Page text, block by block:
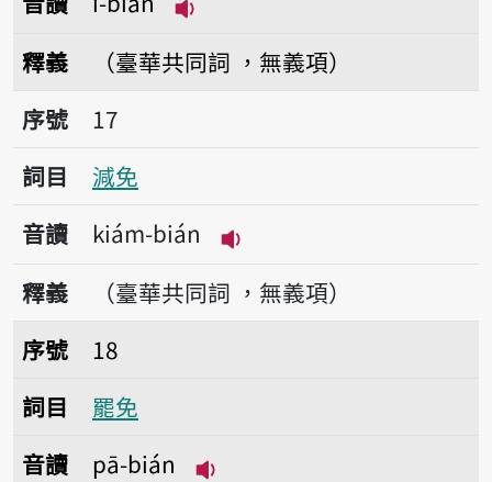
釋義
（臺華共同詞 ，無義項）
序號17減免
序號
17
詞目
減免
音讀
kiám-bián
播放音讀kiám-bián
釋義
（臺華共同詞 ，無義項）
序號18罷免
序號
18
詞目
罷免
音讀
pā-bián